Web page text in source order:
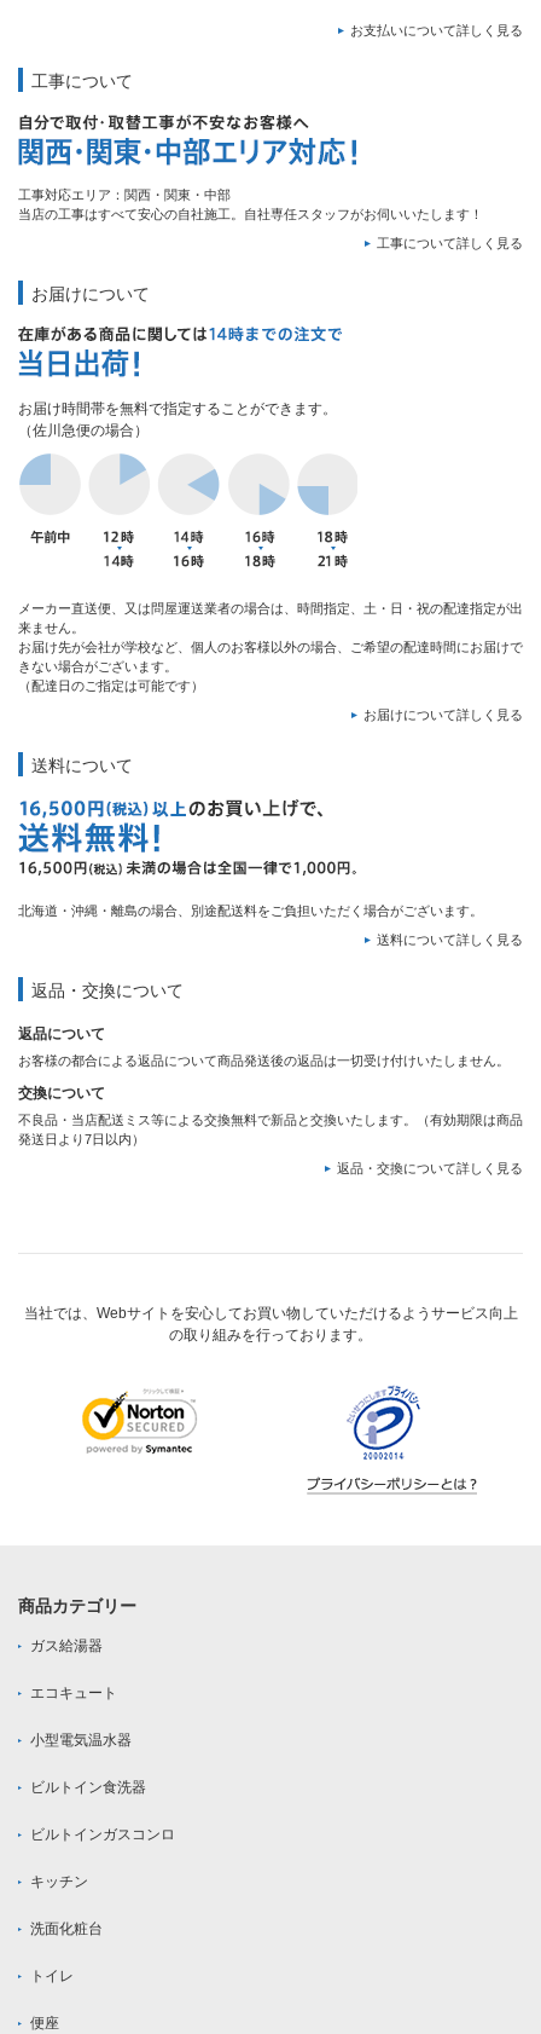
お支払いについて詳しく見る
工事について
工事対応エリア：関西・関東・中部
当店の工事はすべて安心の自社施工。自社専任スタッフがお伺いいたします！
工事について詳しく見る
お届けについて
お届け時間帯を無料で指定することができます。
（佐川急便の場合）
メーカー直送便、又は問屋運送業者の場合は、時間指定、土・日・祝の配達指定が出
来ません。
お届け先が会社が学校など、個人のお客様以外の場合、ご希望の配達時間にお届けで
きない場合がございます。
（配達日のご指定は可能です）
お届けについて詳しく見る
送料について
北海道・沖縄・離島の場合、別途配送料をご負担いただく場合がございます。
送料について詳しく見る
返品・交換について
返品について
お客様の都合による返品について商品発送後の返品は一切受け付けいたしません。
交換について
不良品・当店配送ミス等による交換無料で新品と交換いたします。（有効期限は商品
発送日より7日以内）
返品・交換について詳しく見る
当社では、Webサイトを安心してお買い物していただけるようサービス向上
の取り組みを行っております。
商品カテゴリー
ガス給湯器
エコキュート
小型電気温水器
ビルトイン食洗器
ビルトインガスコンロ
キッチン
洗面化粧台
トイレ
便座